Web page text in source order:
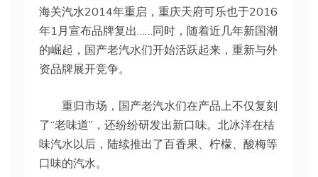
海关汽水2014年重启，重庆天府可乐也于2016
年1月宣布品牌复出……同时，随着近几年新国潮
的崛起，国产老汽水们开始活跃起来，重新与外
资品牌展开竞争。
重归市场，国产老汽水们在产品上不仅复刻
了“老味道”，还纷纷研发出新口味。北冰洋在桔
味汽水以后，陆续推出了百香果、柠檬、酸梅等
口味的汽水。